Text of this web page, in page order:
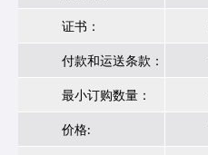
证书：
付款和运送条款：
最小订购数量：
价格: